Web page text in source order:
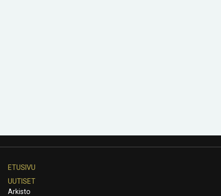
ETUSIVU
UUTISET
Arkisto